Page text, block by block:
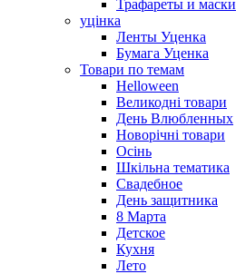
Трафареты и маски
уцінка
Ленты Уценка
Бумага Уценка
Товари по темам
Helloween
Великодні товари
День Влюбленных
Новорічні товари
Осінь
Шкільна тематика
Свадебное
День защитника
8 Марта
Детское
Кухня
Лето